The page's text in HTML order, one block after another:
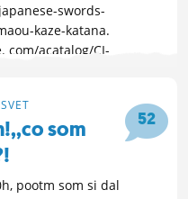
swords-
kaze-katana.
com/acatalog/CI-
52
som
pootm som si dal